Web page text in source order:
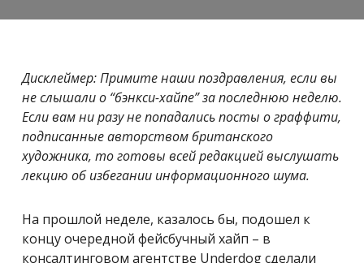
Дисклеймер: Примите наши поздравления, если вы
не слышали о “бэнкси-хайпе” за последнюю неделю.
Если вам ни разу не попадались посты о граффити,
подписанные авторством британского
художника, то готовы всей редакцией выслушать
лекцию об избегании информационного шума.
На прошлой неделе, казалось бы, подошел к
концу очередной фейсбучный хайп – в
консалтинговом агентстве Underdog сделали